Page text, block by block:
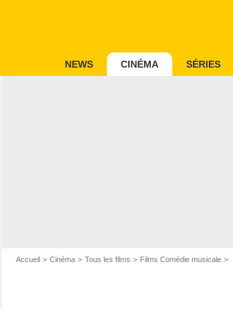
NEWS CINÉMA SÉRIES
Accueil Cinéma Tous les films Films Comédie musicale